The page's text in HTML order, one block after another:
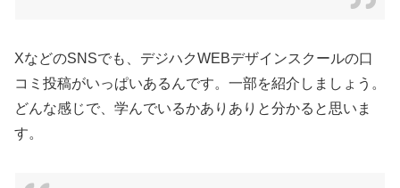
XなどのSNSでも、デジハクWEBデザインスクールの口
コミ投稿がいっぱいあるんです。一部を紹介しましょう。
どんな感じで、学んでいるかありありと分かると思いま
す。